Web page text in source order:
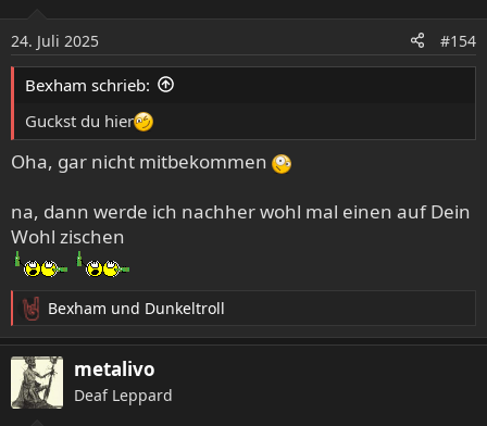
n
e
n
24. Juli 2025 #154
Bexham schrieb:
Guckst du hier
Oha, gar nicht mitbekommen
na, dann werde ich nachher wohl mal einen auf Dein
Wohl zischen
R
e
a
k
t
Bexham und Dunkeltroll
metalivo
Deaf Leppard